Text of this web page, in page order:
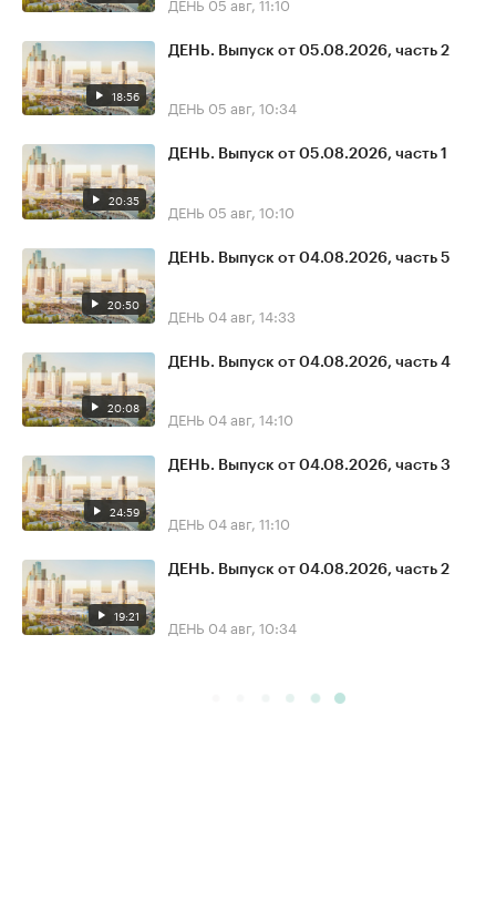
18:56
ДЕНЬ. Выпуск от 05.08.2026, часть 2
ДЕНЬ 05 авг, 10:34
20:35
ДЕНЬ. Выпуск от 05.08.2026, часть 1
ДЕНЬ 05 авг, 10:10
20:50
ДЕНЬ. Выпуск от 04.08.2026, часть 5
ДЕНЬ 04 авг, 14:33
20:08
ДЕНЬ. Выпуск от 04.08.2026, часть 4
ДЕНЬ 04 авг, 14:10
24:59
ДЕНЬ. Выпуск от 04.08.2026, часть 3
ДЕНЬ 04 авг, 11:10
19:21
ДЕНЬ. Выпуск от 04.08.2026, часть 2
ДЕНЬ 04 авг, 10:34